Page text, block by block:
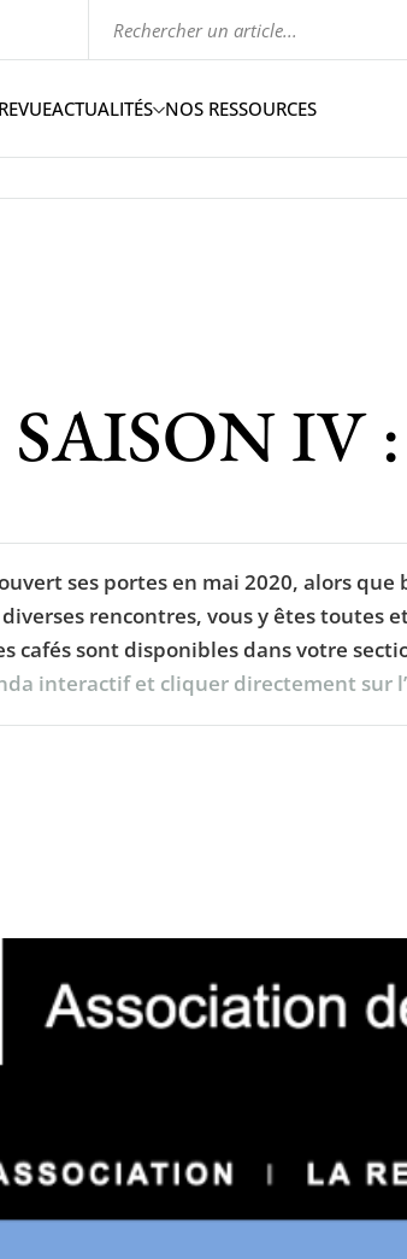
ACTUALITÉS NOS RESSOURCES
SAISON
ses portes en mai 2020, alors
rencontres, vous y êtes
cafés sont disponibles dans votre
interactif et cliquer directement sur